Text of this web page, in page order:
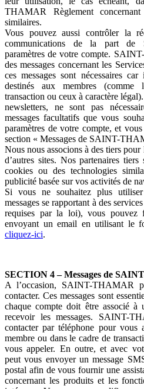
THAMAR Règlement
similaires.
Vous pouvez aussi contrôler la
communications de la part de
paramètres de votre compte.
des messages concernant les
ces messages sont nécessaires
destinés aux membres (comme
transaction ou ceux à caractère
newsletters, ne sont pas
messages facultatifs que vous
paramètres de votre compte, et
section « Messages de SAINT-
Nous nous associons à des tiers
d’autres sites. Nos partenaires
cookies ou des technologies
publicité basée sur vos activités de
Si vous ne souhaitez plus
messages se rapportant à des
requises par la loi), vous pouvez
envoyant un email en utilisant le
cliquez-ici.
SECTION 4 – Messages de
A l’occasion, SAINT-THAMAR
contacter. Ces messages sont
chaque compte doit être associé à
recevoir les messages. SAINT-
contacter par téléphone pour vous
membre ou dans le cadre de
vous appeler. En outre, et avec
peut vous envoyer un message
postal afin de vous fournir une
concernant les produits et les